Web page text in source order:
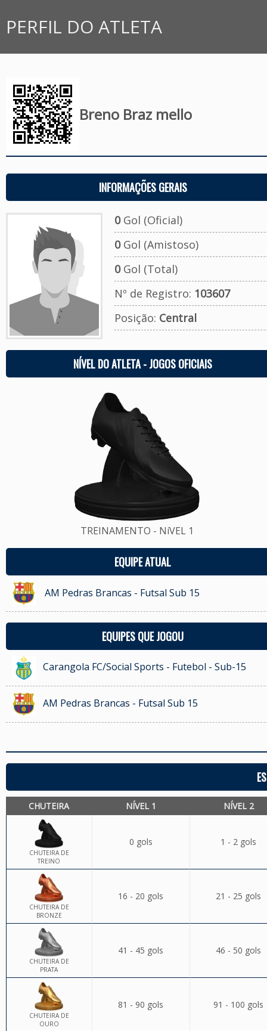
PERFIL DO ATLETA
Breno Braz mello
INFORMAÇÕES GERAIS
0Gol (Oficial)
0Gol (Amistoso)
0Gol (Total)
Nº de Registro: 103607
Posição: Central
NÍVEL DO ATLETA - JOGOS OFICIAIS
TREINAMENTO - NíVEL 1
EQUIPE ATUAL
AM Pedras Brancas - Futsal Sub 15
EQUIPES QUE JOGOU
Carangola FC/Social Sports - Futebol - Sub-15
AM Pedras Brancas - Futsal Sub 15
CHUTEIRA NÍVEL 1 NÍVEL 2
CHUTEIRA DE
TREINO
0 gols 1 - 2 gols
CHUTEIRA DE
BRONZE
16 - 20 gols 21 - 25 gols
CHUTEIRA DE
PRATA
41 - 45 gols 46 - 50 gols
CHUTEIRA DE
OURO
81 - 90 gols 91 - 100 gols